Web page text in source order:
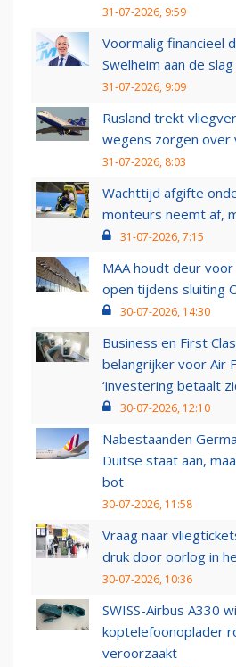
31-07-2026, 9:59
Voormalig financieel
Swelheim aan de
31-07-2026, 9:09
Rusland trekt
wegens zorgen over
31-07-2026, 8:03
Wachttijd afgifte
monteurs neemt af,
31-07-2026, 7:15
MAA houdt deur
open tijdens sluiting
30-07-2026, 14:30
Business en First
belangrijker voor Air
‘investering betaalt
30-07-2026, 12:10
Nabestaanden
Duitse staat aan,
bot
30-07-2026, 11:58
Vraag naar
druk door oorlog in
30-07-2026, 10:36
SWISS-Airbus A330
koptelefoonoplader
veroorzaakt